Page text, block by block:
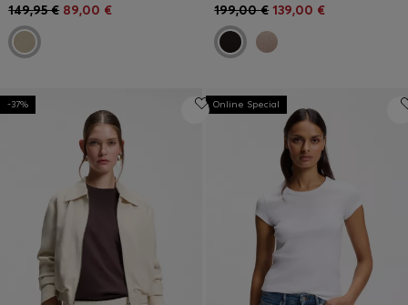
149,95 € 89,00 € 199,00 € 139,00 €
-37% Online Special